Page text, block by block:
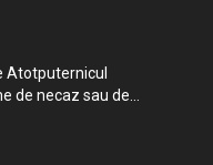
de necaz sau de...